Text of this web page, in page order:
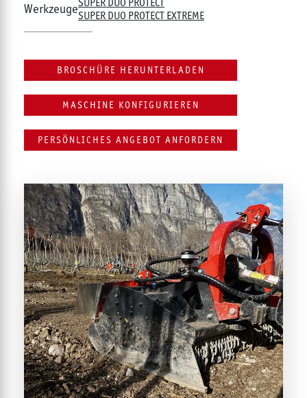
WerkzeugeSUPER DUO PROTECT EXTREME
BROSCHÜRE HERUNTERLADEN
MASCHINE KONFIGURIEREN